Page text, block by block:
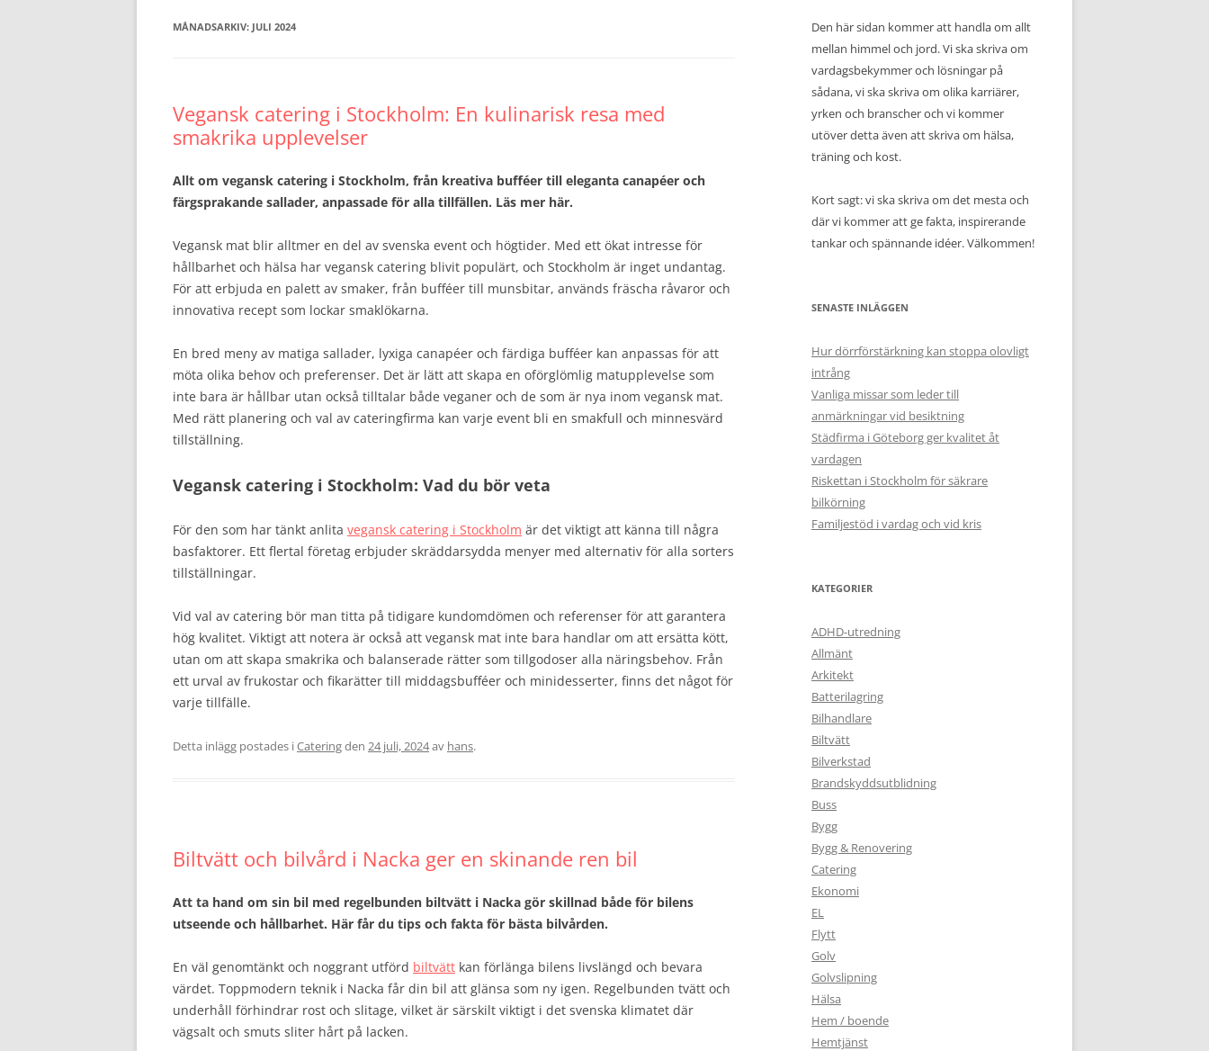
MÅNADSARKIV: JULI 2024
Vegansk catering i Stockholm: En kulinarisk resa med
smakrika upplevelser
Allt om vegansk catering i Stockholm, från kreativa bufféer till eleganta canapéer och
färgsprakande sallader, anpassade för alla tillfällen. Läs mer här.
Vegansk mat blir alltmer en del av svenska event och högtider. Med ett ökat intresse för
hållbarhet och hälsa har vegansk catering blivit populärt, och Stockholm är inget undantag.
För att erbjuda en palett av smaker, från bufféer till munsbitar, används fräscha råvaror och
innovativa recept som lockar smaklökarna.
En bred meny av matiga sallader, lyxiga canapéer och färdiga bufféer kan anpassas för att
möta olika behov och preferenser. Det är lätt att skapa en oförglömlig matupplevelse som
inte bara är hållbar utan också tilltalar både veganer och de som är nya inom vegansk mat.
Med rätt planering och val av cateringfirma kan varje event bli en smakfull och minnesvärd
tillställning.
Vegansk catering i Stockholm: Vad du bör veta
För den som har tänkt anlita vegansk catering i Stockholm är det viktigt att känna till några
basfaktorer. Ett flertal företag erbjuder skräddarsydda menyer med alternativ för alla sorters
tillställningar.
Vid val av catering bör man titta på tidigare kundomdömen och referenser för att garantera
hög kvalitet. Viktigt att notera är också att vegansk mat inte bara handlar om att ersätta kött,
utan om att skapa smakrika och balanserade rätter som tillgodoser alla näringsbehov. Från
ett urval av frukostar och fikarätter till middagsbufféer och minidesserter, finns det något för
varje tillfälle.
Detta inlägg postades iCateringden 24 juli, 2024av hans.
Biltvätt och bilvård i Nacka ger en skinande ren bil
Att ta hand om sin bil med regelbunden biltvätt i Nacka gör skillnad både för bilens
utseende och hållbarhet. Här får du tips och fakta för bästa bilvården.
En väl genomtänkt och noggrant utförd biltvätt kan förlänga bilens livslängd och bevara
värdet. Toppmodern teknik i Nacka får din bil att glänsa som ny igen. Regelbunden tvätt och
underhåll förhindrar rost och slitage, vilket är särskilt viktigt i det svenska klimatet där
vägsalt och smuts sliter hårt på lacken.
Den här sidan kommer att handla om allt
mellan himmel och jord. Vi ska skriva om
vardagsbekymmer och lösningar på
sådana, vi ska skriva om olika karriärer,
yrken och branscher och vi kommer
utöver detta även att skriva om hälsa,
träning och kost.
Kort sagt: vi ska skriva om det mesta och
där vi kommer att ge fakta, inspirerande
tankar och spännande idéer. Välkommen!
SENASTE INLÄGGEN
Hur dörrförstärkning kan stoppa olovligt
intrång
Vanliga missar som leder till
anmärkningar vid besiktning
Städfirma i Göteborg ger kvalitet åt
vardagen
Riskettan i Stockholm för säkrare
bilkörning
Familjestöd i vardag och vid kris
KATEGORIER
ADHD-utredning
Allmänt
Arkitekt
Batterilagring
Bilhandlare
Biltvätt
Bilverkstad
Brandskyddsutblidning
Buss
Bygg
Bygg & Renovering
Catering
Ekonomi
EL
Flytt
Golv
Golvslipning
Hälsa
Hem / boende
Hemtjänst